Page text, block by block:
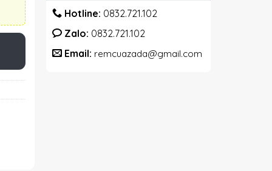
Hotline: 0832.721.102
Zalo: 0832.721.102
Email: remcuazada@gmail.com